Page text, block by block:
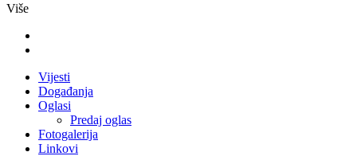
Više
Vijesti
Događanja
Oglasi
Predaj oglas
Fotogalerija
Linkovi